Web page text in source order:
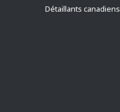
Détaillants canadiens